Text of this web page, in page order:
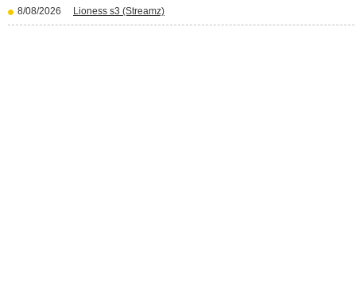
8/08/2026 Lioness s3 (Streamz)